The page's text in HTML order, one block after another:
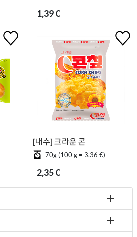
1,39 €
[내수] 크라운 콘칲
70g (100 g = 3,36 €)
2,35 €